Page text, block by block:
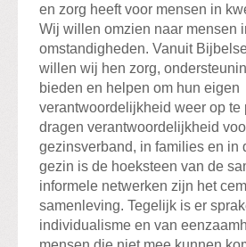
en zorg heeft voor mensen in
Wij willen omzien naar mensen
omstandigheden. Vanuit
willen wij hen zorg,
bieden en helpen om hun eigen
verantwoordelijkheid weer op te
dragen verantwoordelijkheid
gezinsverband, in families en in
gezin is de hoeksteen van de
informele netwerken zijn het
samenleving. Tegelijk is er
individualisme en van